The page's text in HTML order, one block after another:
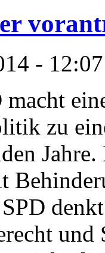
- 12:07
macht
zu